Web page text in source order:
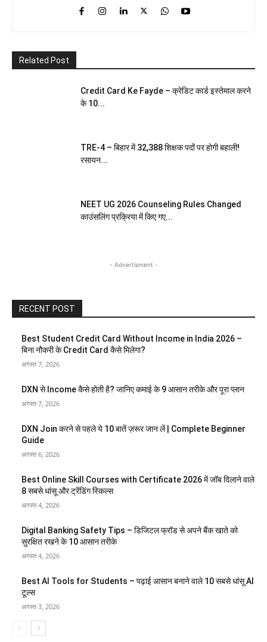
Related Post
Credit Card Ke Fayde – क्रेडिट कार्ड इस्तेमाल करने
के 10...
TRE-4 – बिहार में 32,388 शिक्षक पदों पर होगी बहाली!
रसायन...
NEET UG 2026 Counseling Rules Changed
काउंसलिंग प्रक्रिया में किए गए...
- Advertisment -
RECENT POST
Best Student Credit Card Without Income in India 2026 –
बिना नौकरी के Credit Card कैसे मिलेगा?
अगस्त 7, 2026
DXN से Income कैसे होती है? जानिए कमाई के 9 आसान तरीके और पूरा प्लान
अगस्त 7, 2026
DXN Join करने से पहले ये 10 बातें ज़रूर जान लें | Complete Beginner
Guide
अगस्त 6, 2026
Best Online Skill Courses with Certificate 2026 में जॉब दिलाने वाले
8 सबसे धांसू और ट्रेंडिंग स्किल्स
अगस्त 4, 2026
Digital Banking Safety Tips – डिजिटल फ्रॉड से अपने बैंक खाते को
सुरक्षित रखने के 10 आसान तरीके
अगस्त 4, 2026
Best AI Tools for Students – पढ़ाई आसान बनाने वाले 10 सबसे धांसू AI
टूल्स
अगस्त 3, 2026